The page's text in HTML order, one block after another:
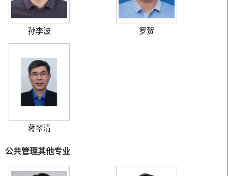
孙李波 罗贺
蒋翠清
公共管理其他专业